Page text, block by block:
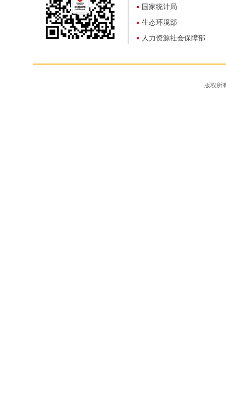
国家统计局
生态环境部
人力资源社会保障部
版权所